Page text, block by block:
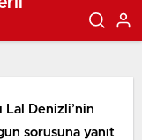
Lal Denizli’nin
sorusuna yanıt